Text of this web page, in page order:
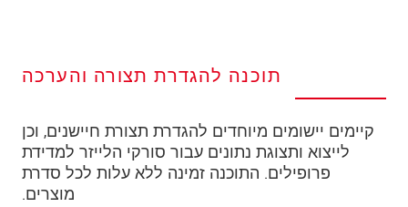
תוכנה להגדרת תצורה והערכה
קיימים יישומים מיוחדים להגדרת תצורת חיישנים, וכן
לייצוא ותצוגת נתונים עבור סורקי הלייזר למדידת
פרופילים. התוכנה זמינה ללא עלות לכל סדרת
מוצרים.